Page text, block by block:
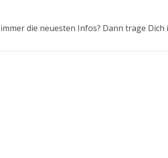
die neuesten Infos? Dann trage